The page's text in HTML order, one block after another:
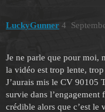
LuckyGunner 4
Je ne parle que pour moi,
la vidéo est trop lente,
J’aurais mis le CV 90105
survie dans l’engagement
crédible alors que c’est